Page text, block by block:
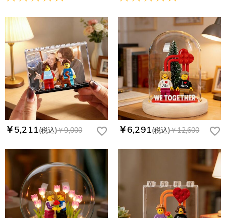
￥5,211(税込)￥9,000 ￥6,291(税込)￥12,600